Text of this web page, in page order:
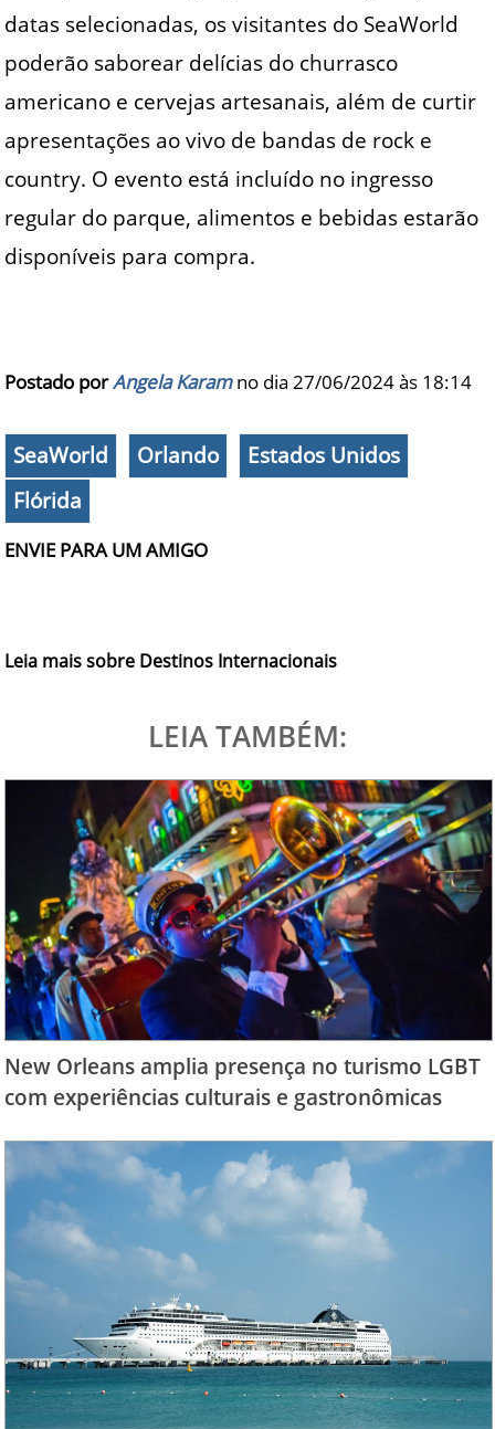
datas selecionadas, os visitantes do SeaWorld
poderão saborear delícias do churrasco
americano e cervejas artesanais, além de curtir
apresentações ao vivo de bandas de rock e
country. O evento está incluído no ingresso
regular do parque, alimentos e bebidas estarão
disponíveis para compra.
Postado porAngela Karamno dia 27/06/2024 às 18:14
SeaWorld Orlando
Estados Unidos
Flórida
ENVIE PARA UM AMIGO
Leia mais sobre Destinos Internacionais
LEIA TAMBÉM:
New Orleans amplia presença no turismo LGBT
com experiências culturais e gastronômicas